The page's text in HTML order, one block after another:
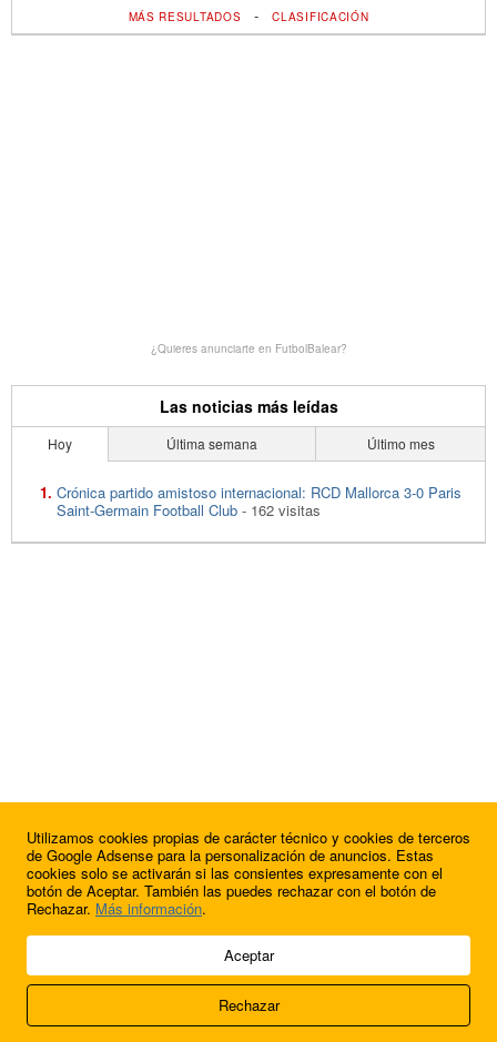
MÁS RESULTADOS -CLASIFICACIÓN
¿Quieres anunciarte en FutbolBalear?
Las noticias más leídas
Hoy Última semana Último mes
Crónica partido amistoso internacional: RCD Mallorca 3-0 Paris
Saint-Germain Football Club - 162 visitas
© 2009 - 2026 Soluciones Corporativas IP, SL.
Acerca de nosotros
FútbolBalear
Utilizamos cookies propias de carácter técnico y cookies de terceros
de Google Adsense para la personalización de anuncios. Estas
cookies solo se activarán si las consientes expresamente con el
botón de Aceptar. También las puedes rechazar con el botón de
Rechazar. Más información.
Aceptar
Rechazar